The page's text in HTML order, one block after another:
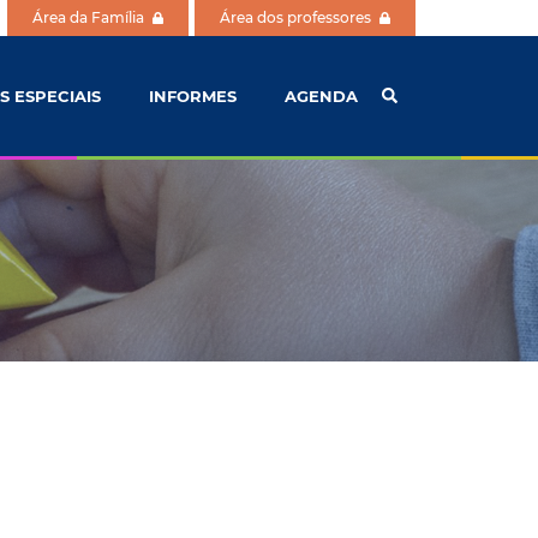
Área da Família Área dos professores
ESPECIAIS INFORMES AGENDA